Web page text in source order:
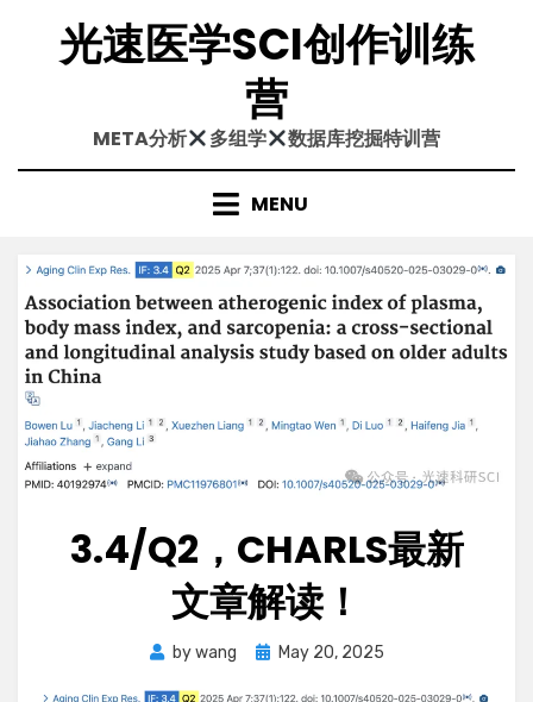
content光速医学SCI创作训练
营
META分析 多组学 数据库挖掘特训营
MENU
3.4/Q2，CHARLS最新
文章解读！
bywang
PostedMay 20, 2025